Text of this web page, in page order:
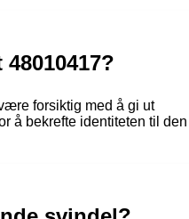
forsiktig med å gi ut
å bekrefte identiteten til den